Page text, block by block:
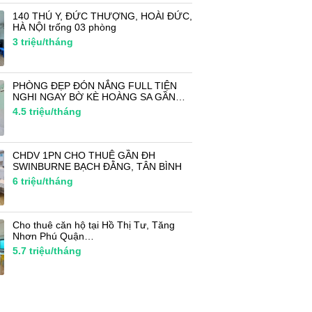
140 THÚ Y, ĐỨC THƯỢNG, HOÀI ĐỨC,
HÀ NỘI trống 03 phòng
3 triệu/tháng
PHÒNG ĐẸP ĐÓN NẮNG FULL TIỆN
NGHI NGAY BỜ KÈ HOÀNG SA GẦN…
4.5 triệu/tháng
CHDV 1PN CHO THUÊ GẦN ĐH
SWINBURNE BẠCH ĐẰNG, TÂN BÌNH
6 triệu/tháng
Cho thuê căn hộ tại Hồ Thị Tư, Tăng
Nhơn Phú Quận…
5.7 triệu/tháng